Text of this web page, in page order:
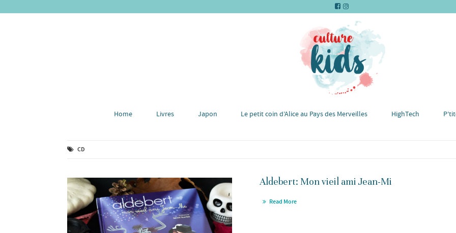
Home Livres Japon Le petit coin d’Alice au Pays des Merveilles HighTech
CD
Aldebert: Mon vieil ami Jean-Mi
Read More